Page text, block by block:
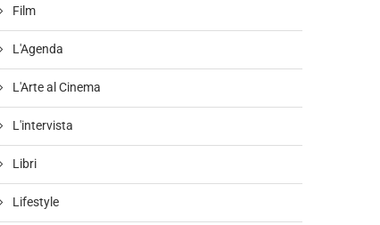
Film
L'Agenda
L'Arte al Cinema
L'intervista
Libri
Lifestyle